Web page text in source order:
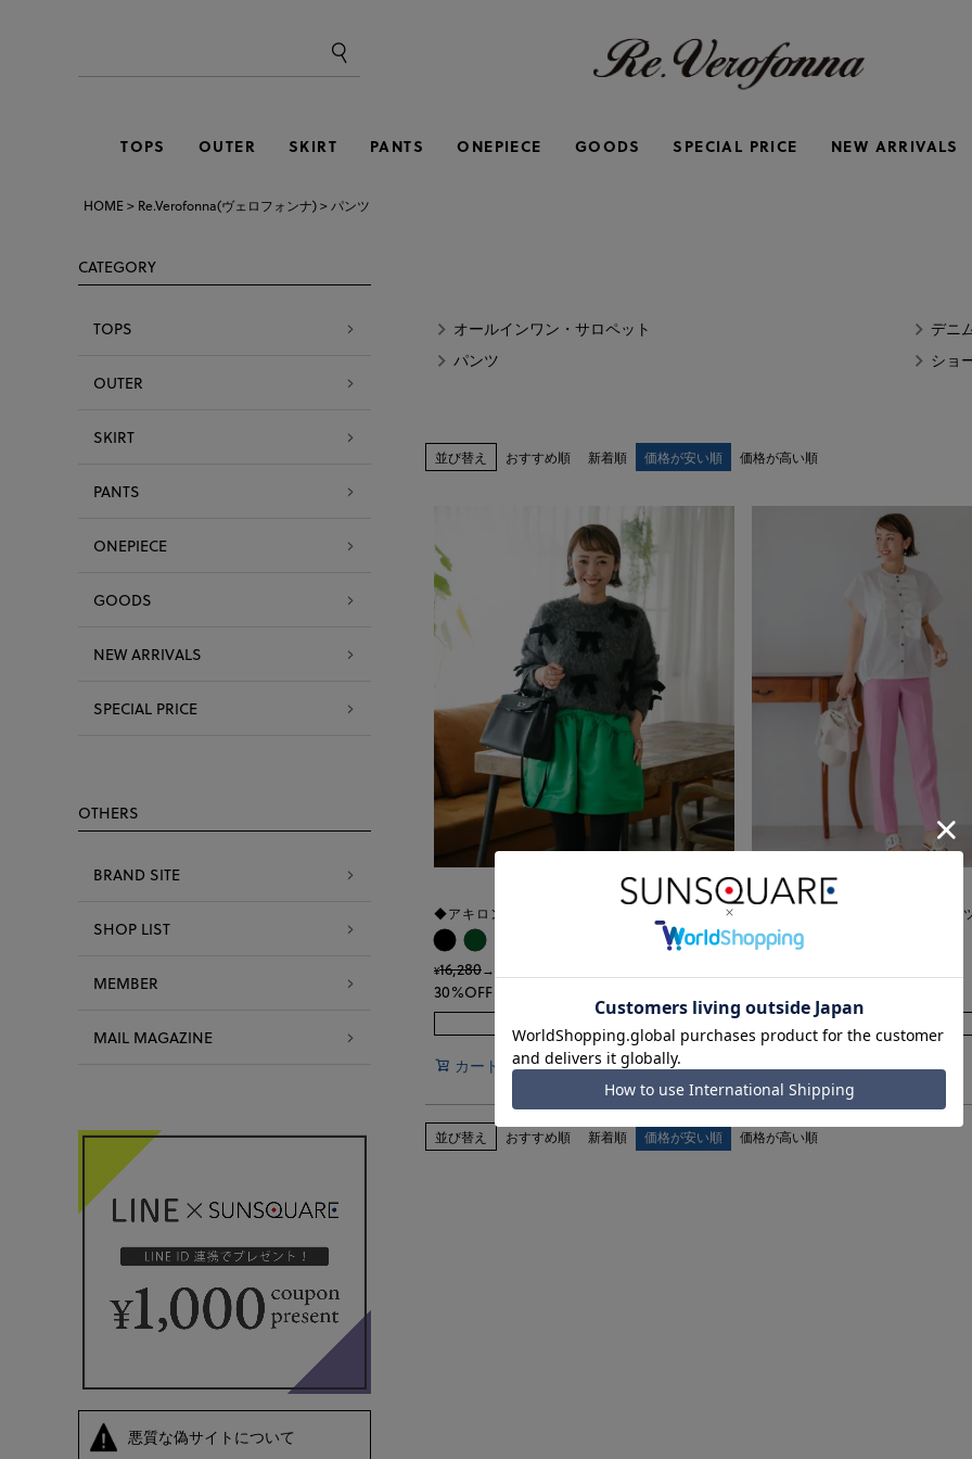
TOPS OUTER SKIRT PANTS ONEPIECE GOODS SPECIAL PRICE NEW ARRIVALS
HOME Re.Verofonna(ヴェロフォンナ) パンツ
CATEGORY
TOPS
OUTER
SKIRT
PANTS
ONEPIECE
GOODS
NEW ARRIVALS
SPECIAL PRICE
OTHERS
BRAND SITE
SHOP LIST
MEMBER
MAIL MAGAZINE
悪質な偽サイトについて
オールインワン・サロペット
デニ
パンツ
ショ
並び替え おすすめ順 新着順 価格が安い順 価格が高い順
◆アキロンコラボバルーンショートパンツ
¥16,280→
30%OFF
カートに入れる
◆アキロンコラボテーパードパン
カートに入れる
並び替え おすすめ順 新着順 価格が安い順 価格が高い順